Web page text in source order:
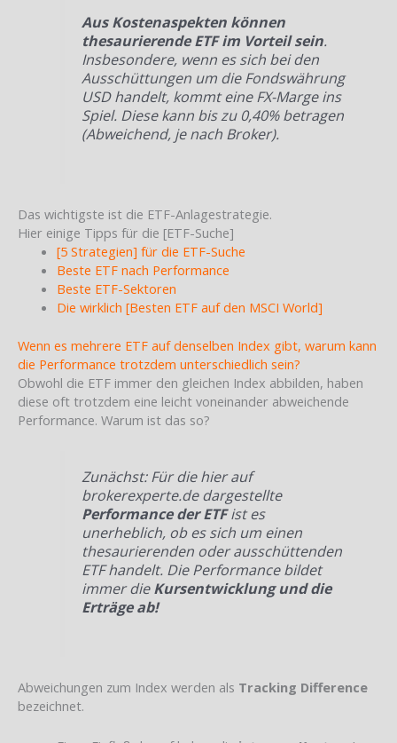
Aus Kostenaspekten können
thesaurierende ETF im Vorteil sein.
Insbesondere, wenn es sich bei den
Ausschüttungen um die Fondswährung
USD handelt, kommt eine FX-Marge ins
Spiel. Diese kann bis zu 0,40% betragen
(Abweichend, je nach Broker).
Das wichtigste ist die ETF-Anlagestrategie.
Hier einige Tipps für die [ETF-Suche]
[5 Strategien] für die ETF-Suche
Beste ETF nach Performance
Beste ETF-Sektoren
Die wirklich [Besten ETF auf den MSCI World]
Wenn es mehrere ETF auf denselben Index gibt, warum kann
die Performance trotzdem unterschiedlich sein?
Obwohl die ETF immer den gleichen Index abbilden, haben
diese oft trotzdem eine leicht voneinander abweichende
Performance. Warum ist das so?
Zunächst: Für die hier auf
brokerexperte.de dargestellte
Performance der ETFist es
unerheblich, ob es sich um einen
thesaurierenden oder ausschüttenden
ETF handelt. Die Performance bildet
immer dieKursentwicklung und die
Erträge ab!
Abweichungen zum Index werden als Tracking Difference
bezeichnet.